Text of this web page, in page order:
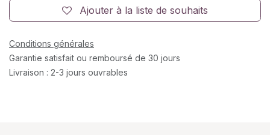
Ajouter à la liste de souhaits
Conditions générales
Garantie satisfait ou remboursé de 30 jours
Livraison : 2-3 jours ouvrables